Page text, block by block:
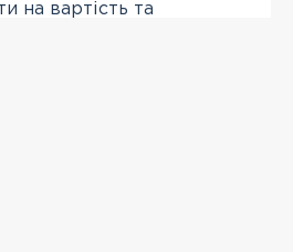
на вартість та